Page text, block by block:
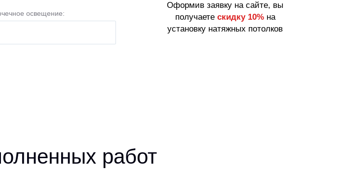
освещение:
Оформив заявку на сайте, вы
получаете скидку 10%на
установку натяжных потолков
работ